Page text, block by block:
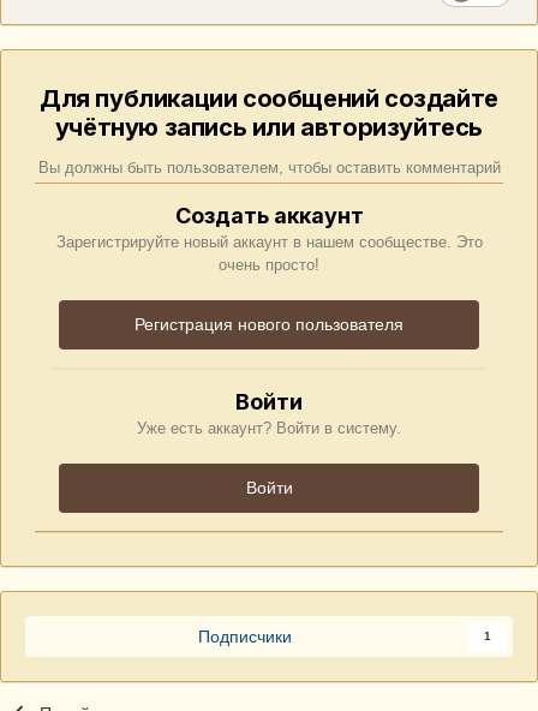
Для публикации сообщений создайте
учётную запись или авторизуйтесь
Вы должны быть пользователем, чтобы оставить комментарий
Создать аккаунт
Зарегистрируйте новый аккаунт в нашем сообществе. Это
очень просто!
Регистрация нового пользователя
Войти
Уже есть аккаунт? Войти в систему.
Войти
Подписчики 1